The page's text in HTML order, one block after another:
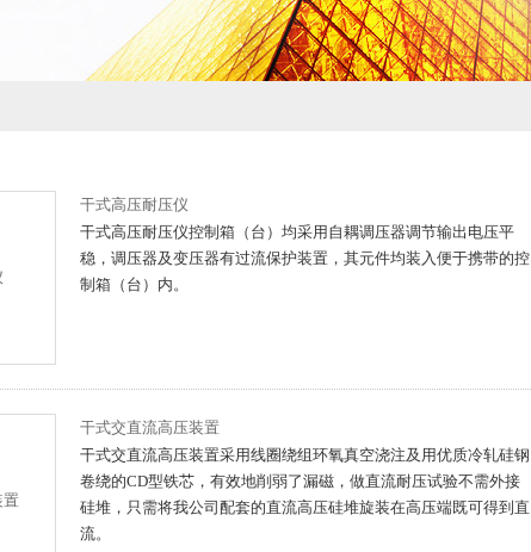
干式高压耐压仪
干式高压耐压仪控制箱（台）均采用自耦调压器调节输出电压平
稳，调压器及变压器有过流保护装置，其元件均装入便于携带的控
制箱（台）内。
干式交直流高压装置
干式交直流高压装置采用线圈绕组环氧真空浇注及用优质冷轧硅钢
卷绕的CD型铁芯，有效地削弱了漏磁，做直流耐压试验不需外接
硅堆，只需将我公司配套的直流高压硅堆旋装在高压端既可得到直
流。